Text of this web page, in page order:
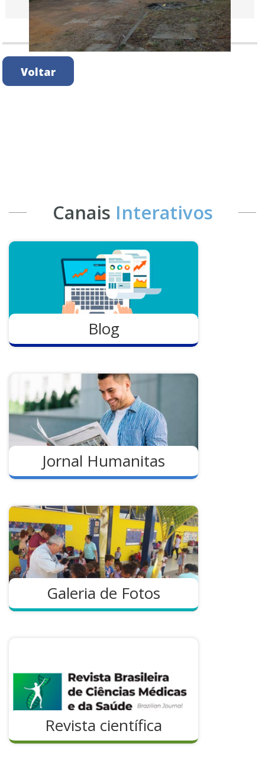
Voltar
Canais Interativos
Blog
Jornal Humanitas
Galeria de Fotos
Revista científica